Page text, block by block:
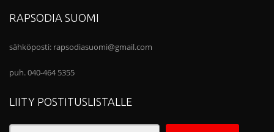
RAPSODIA SUOMI
sähköposti: rapsodiasuomi@gmail.com
puh. 040-464 5355
LIITY POSTITUSLISTALLE